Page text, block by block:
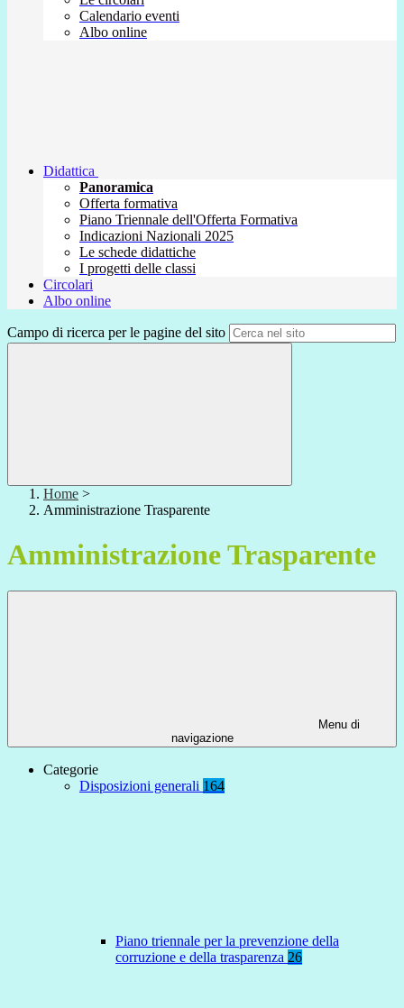
Calendario eventi
Albo online
Didattica
Panoramica
Offerta formativa
Piano Triennale dell'Offerta Formativa
Indicazioni Nazionali 2025
Le schede didattiche
I progetti delle classi
Circolari
Albo online
Campo di ricerca per le pagine del sito
Home >
Amministrazione Trasparente
Amministrazione Trasparente
Menu di
navigazione
Categorie
Disposizioni generali 164
Piano triennale per la prevenzione della
corruzione e della trasparenza 26